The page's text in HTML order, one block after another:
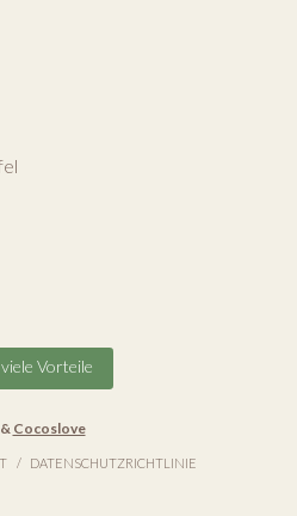
Vorteile
Cocoslove
DATENSCHUTZRICHTLINIE